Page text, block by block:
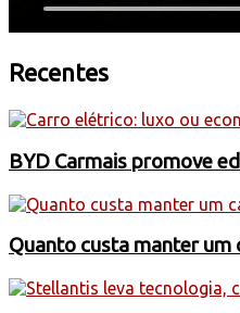
Recentes
BYD Carmais promove
Quanto custa manter um